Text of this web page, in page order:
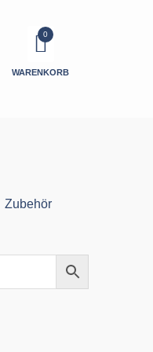
WARENKORB
Zubehör